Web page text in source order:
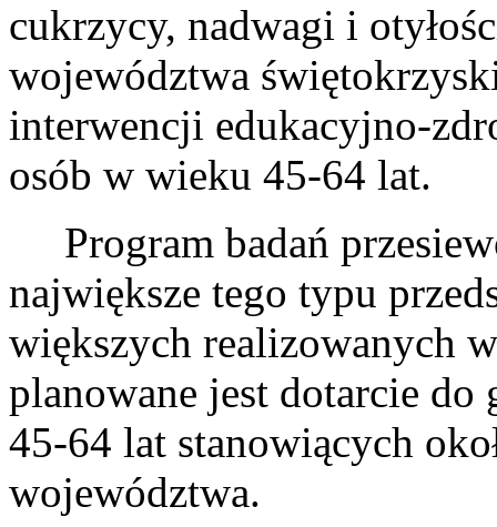
cukrzycy, nadwagi i
województwa
interwencji edukacyjno-
osób w wieku 45-64 lat.
Program badań
największe tego typu
większych realizowanych
planowane jest dotarcie
45-64 lat stanowiących
województwa.